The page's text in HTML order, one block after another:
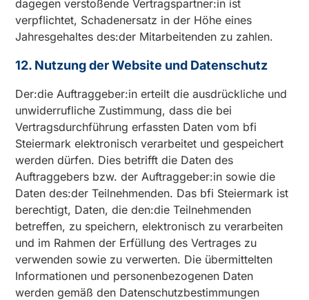
dagegen verstoßende Vertragspartner:in ist
verpflichtet, Schadenersatz in der Höhe eines
Jahresgehaltes des:der Mitarbeitenden zu zahlen.
12. Nutzung der Website und Datenschutz
Der:die Auftraggeber:in erteilt die ausdrückliche und
unwiderrufliche Zustimmung, dass die bei
Vertragsdurchführung erfassten Daten vom bfi
Steiermark elektronisch verarbeitet und gespeichert
werden dürfen. Dies betrifft die Daten des
Auftraggebers bzw. der Auftraggeber:in sowie die
Daten des:der Teilnehmenden. Das bfi Steiermark ist
berechtigt, Daten, die den:die Teilnehmenden
betreffen, zu speichern, elektronisch zu verarbeiten
und im Rahmen der Erfüllung des Vertrages zu
verwenden sowie zu verwerten. Die übermittelten
Informationen und personenbezogenen Daten
werden gemäß den Datenschutzbestimmungen